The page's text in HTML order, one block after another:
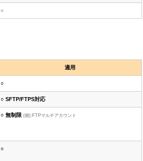
×
適用
○
○ SFTP/FTPS対応
○ 無制限 (個):FTPマルチアカウント
○